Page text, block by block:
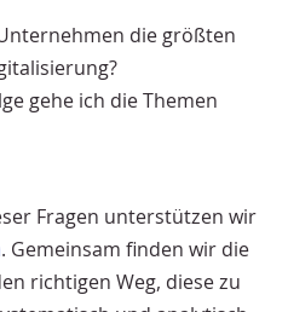
die größten
gehe ich die Themen
Fragen unterstützen wir
. Gemeinsam finden wir die
richtigen Weg, diese zu